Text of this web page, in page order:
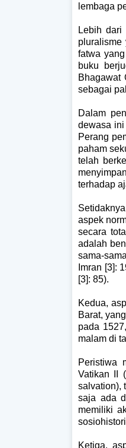
lembaga
Lebih
pluralisme
fatwa
buku
Bhagawat
sebagai
Dalam
dewasa
Perang
paham
telah
terhadap
aspek
secara
adalah
sama-
Imran [3]:
[3]: 85).
Kedua,
Barat,
pada
malam di
Peristiwa
Vatikan II
salvation),
saja ada
memiliki
Ketiga,